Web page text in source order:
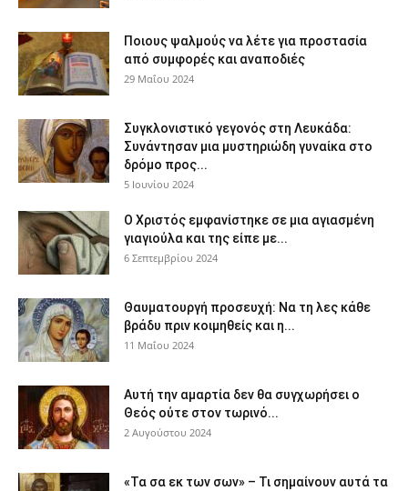
Ποιους ψαλμούς να λέτε για προστασία
από συμφορές και αναποδιές
29 Μαΐου 2024
Συγκλονιστικό γεγονός στη Λευκάδα:
Συνάντησαν μια μυστηριώδη γυναίκα στο
δρόμο προς...
5 Ιουνίου 2024
Ο Χριστός εμφανίστηκε σε μια αγιασμένη
γιαγιούλα και της είπε με...
6 Σεπτεμβρίου 2024
Θαυματουργή προσευχή: Να τη λες κάθε
βράδυ πριν κοιμηθείς και η...
11 Μαΐου 2024
Αυτή την αμαρτία δεν θα συγχωρήσει ο
Θεός ούτε στον τωρινό...
2 Αυγούστου 2024
«Τα σα εκ των σων» – Τι σημαίνουν αυτά τα